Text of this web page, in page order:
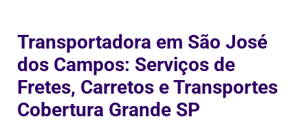
Transportadora em São José
dos Campos: Serviços de
Fretes, Carretos e Transportes
Cobertura Grande SP